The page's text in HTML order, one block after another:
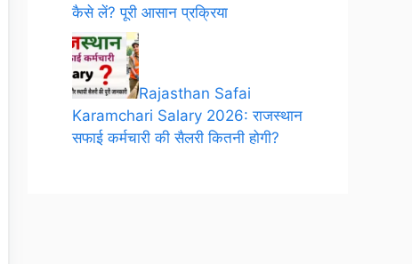
कैसे लें? पूरी आसान प्रक्रिया
Rajasthan Safai
Karamchari Salary 2026: राजस्थान
सफाई कर्मचारी की सैलरी कितनी होगी?